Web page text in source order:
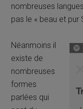
nombreuses
pas le « beau et pur
Néanmoins il
existe de
nombreuses
formes
parlées qui